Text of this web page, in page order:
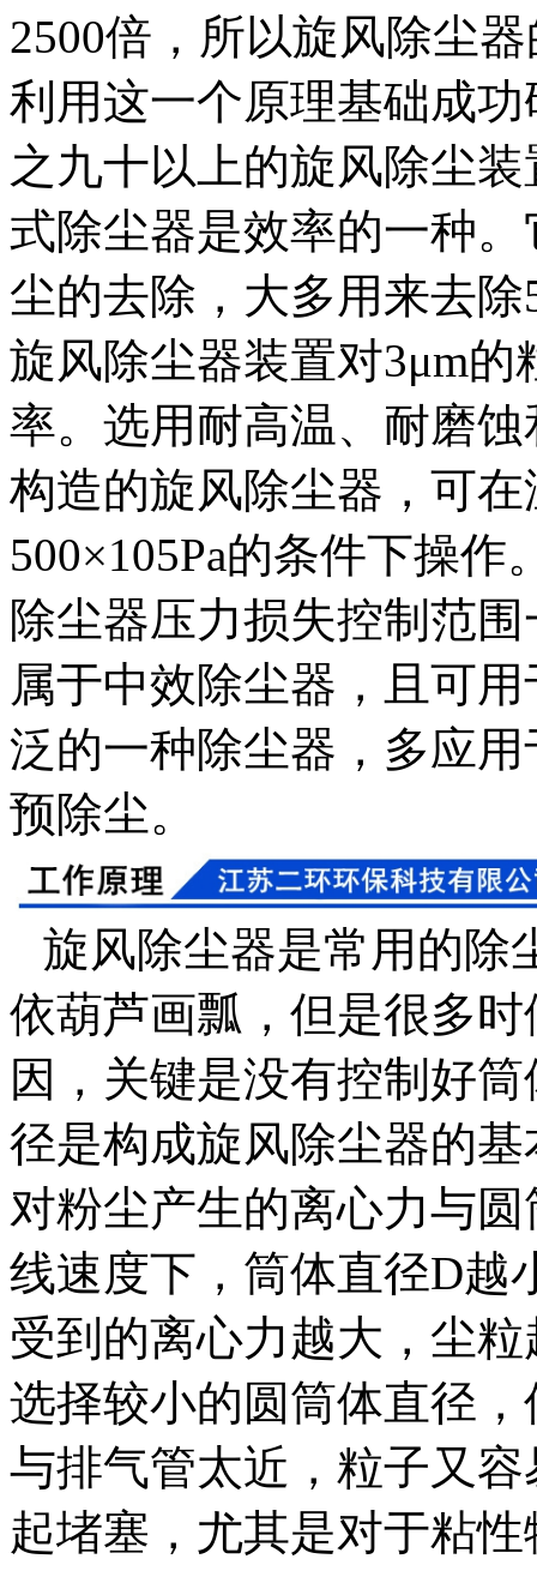
2500倍，所以旋风除尘
利用这一个原理基础成
之九十以上的旋风除尘
式除尘器是效率的一种
尘的去除，大多用来去除
旋风除尘器装置对3μm的
率。选用耐高温、耐磨
构造的旋风除尘器，可
500×105Pa的条件下操作
除尘器压力损失控制范
属于中效除尘器，且可
泛的一种除尘器，多应
预除尘。
旋风除尘器是常用的除
依葫芦画瓢，但是很多
因，关键是没有控制好
径是构成旋风除尘器的
对粉尘产生的离心力与
线速度下，筒体直径D越
受到的离心力越大，尘
选择较小的圆筒体直径
与排气管太近，粒子又容
起堵塞，尤其是对于粘